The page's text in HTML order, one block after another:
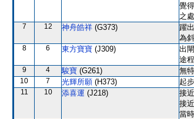
覺
之處
7 12 神舟皓祥 (G373)
躍
為
8 6 東方寶寶 (J309)
出
途
9 4 駿寶 (G261) 無
10 7 光輝所願 (H373) 起
11 10 添喜運 (J218)
接
接
當